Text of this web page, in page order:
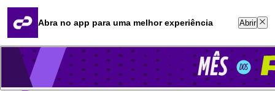
Quero revender
Blog
Whatsapp (16) 99764-8401
Televendas (47) 3046-2551
Abra no app para uma melhor experiência Abrir